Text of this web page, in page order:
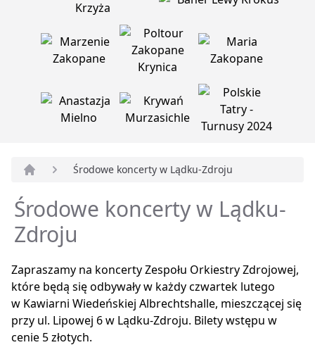
Środowe koncerty w Lądku-Zdroju
Środowe koncerty w Lądku-
Zdroju
Zapraszamy na koncerty Zespołu Orkiestry Zdrojowej,
które będą się odbywały w każdy czwartek lutego
w Kawiarni Wiedeńskiej Albrechtshalle, mieszczącej się
przy ul. Lipowej 6 w Lądku-Zdroju. Bilety wstępu w
cenie 5 złotych.